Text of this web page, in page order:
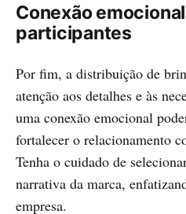
Conexão
participantes
Por fim, a distribuição de
atenção aos detalhes e às
uma conexão emocional
fortalecer o relacionamento
Tenha o cuidado de
narrativa da marca,
empresa.